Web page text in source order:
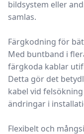
bildsystem eller
samlas.
Färgkodning för
Med buntband i
färgkoda kablar
Detta gör det
kabel vid
ändringar i
Flexibelt och